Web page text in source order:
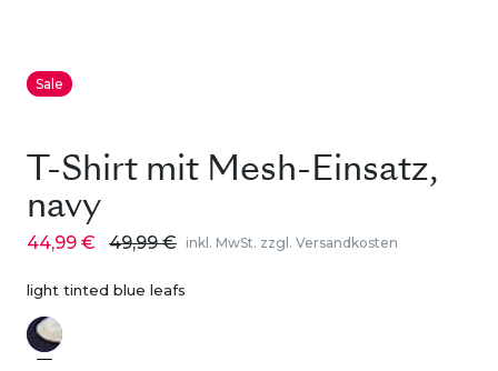
Sale
T-Shirt mit Mesh-Einsatz,
navy
44,99 € 49,99 € inkl. MwSt. zzgl. Versandkosten
light tinted blue leafs